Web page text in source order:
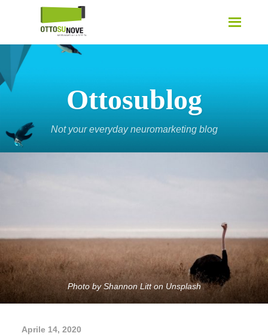
Ottosublog
Not your everyday neuromarketing blog
Photo by Shannon Litt on Unsplash
Aprile 14, 2020